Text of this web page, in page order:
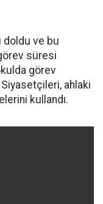
doldu ve bu
süresi
görev
ahlaki
kullandı.